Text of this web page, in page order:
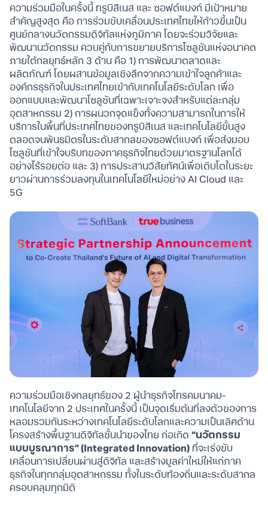
ความร่วมมือในครั้งนี้ ทรูบิสิเนส และ ซอฟต์แบงก์ มีเป้าหมาย
สำคัญสูงสุด คือ การร่วมขับเคลื่อนประเทศไทยให้ก้าวขึ้นเป็น
ศูนย์กลางนวัตกรรมดิจิทัลแห่งภูมิภาค โดยจะร่วมวิจัยและ
พัฒนานวัตกรรม ควบคู่กับการขยายบริการโซลูชันแห่งอนาคต
ภายใต้กลยุทธ์หลัก 3 ด้าน คือ 1) การพัฒนาตลาดและ
ผลิตภัณฑ์ โดยผสานข้อมูลเชิงลึกจากความเข้าใจลูกค้าและ
องค์กรธุรกิจในประเทศไทยเข้ากับเทคโนโลยีระดับโลก เพื่อ
ออกแบบและพัฒนาโซลูชันที่เฉพาะเจาะจงสำหรับแต่ละกลุ่ม
อุตสาหกรรม 2) การผนวกจุดแข็งทั้งความสามารถในการให้
บริการในพื้นที่ประเทศไทยของทรูบิสิเนส และเทคโนโลยีขั้นสูง
ตลอดจนพันธมิตรในระดับสากลของซอฟต์แบงก์ เพื่อส่งมอบ
โซลูชันที่เข้าใจบริบทของภาคธุรกิจไทยด้วยมาตรฐานโลกได้
อย่างไร้รอยต่อ และ 3) การประสานวิสัยทัศน์เพื่อเติบโตในระยะ
ยาวผ่านการร่วมลงทุนในเทคโนโลยีใหม่อย่าง AI Cloud และ
5G
ความร่วมมือเชิงกลยุทธ์ของ 2 ผู้นำธุรกิจโทรคมนาคม-
เทคโนโลยีจาก 2 ประเทศในครั้งนี้ เป็นจุดเริ่มต้นที่ลงตัวของการ
หลอมรวมกันระหว่างเทคโนโลยีระดับโลกและความเป็นเลิศด้าน
โครงสร้างพื้นฐานดิจิทัลชั้นนำของไทย ก่อเกิด“นวัตกรรม
แบบบูรณาการ” (Integrated Innovation)ที่จะเร่งขับ
เคลื่อนการเปลี่ยนผ่านสู่ดิจิทัล และสร้างมูลค่าใหม่ให้แก่ภาค
ธุรกิจในทุกกลุ่มอุตสาหกรรม ทั้งในระดับท้องถิ่นและระดับสากล
ครอบคลุมทุกมิติ